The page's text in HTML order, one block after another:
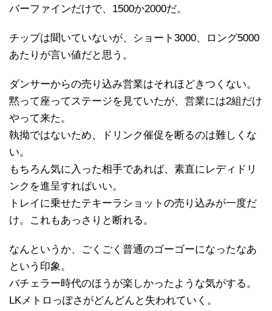
バーファインだけで、1500か2000だ。
チップは聞いていないが、ショート3000、ロング5000
あたりが言い値だと思う。
ダンサーからの売り込み営業はそれほどきつくない。
黙って座ってステージを見ていたが、営業には2組だけ
やって来た。
執拗ではないため、ドリンク催促を断るのは難しくな
い。
もちろん気に入った相手であれば、素直にレディドリ
ンクを進呈すればいい。
トレイに乗せたテキーラショットの売り込みが一度だ
け。これもあっさりと断れる。
なんというか、ごくごく普通のゴーゴーになったなあ
という印象。
バチェラー時代のほうが楽しかったような気がする。
LKメトロっぽさがどんどんと失われていく。